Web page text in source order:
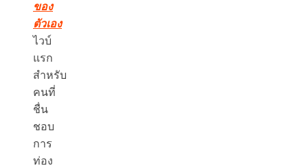
ของ
ตัวเอง
ไวบ์
แรก
สำหรับ
คนที่
ชื่น
ชอบ
การ
ท่อง